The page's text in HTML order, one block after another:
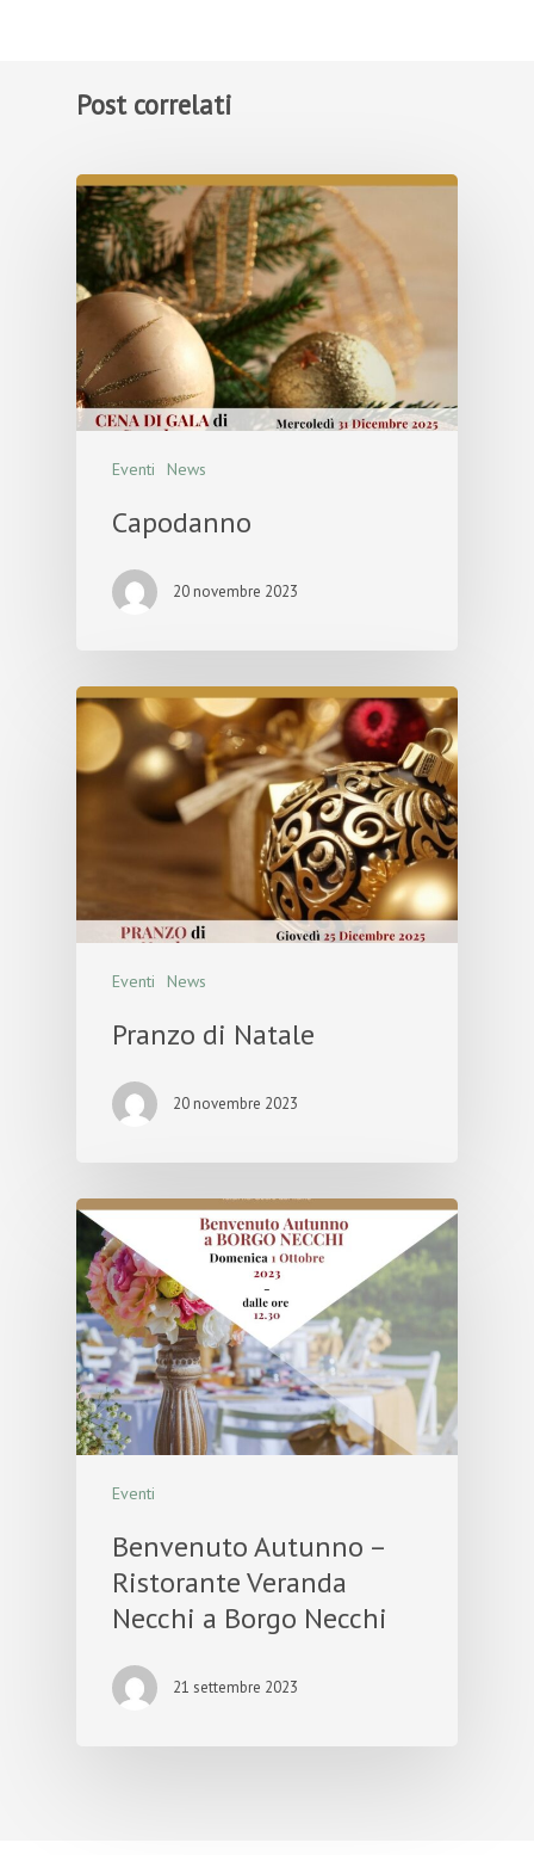
Post correlati
Eventi News
Capodanno
20 novembre 2023
Eventi News
Pranzo di Natale
20 novembre 2023
Eventi
Benvenuto Autunno –
Ristorante Veranda
Necchi a Borgo Necchi
21 settembre 2023